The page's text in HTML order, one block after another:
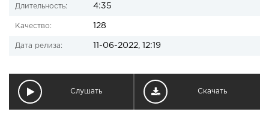
Длительность: 4:35
Качество: 128
Дата релиза: 11-06-2022, 12:19
Слушать Скачать